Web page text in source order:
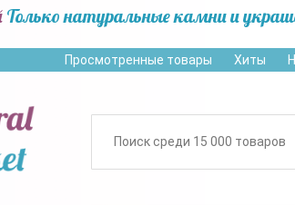
Только натуральные камни и
Просмотренные товары Хиты